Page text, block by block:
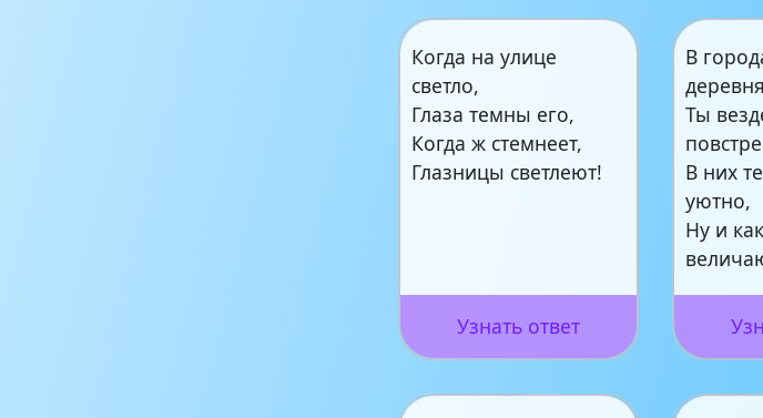
Когда на улице
светло,
Глаза темны его,
Когда ж стемнеет,
Глазницы светлеют!
Узнать ответ
В
Ты
В них
уютно,
Ну и